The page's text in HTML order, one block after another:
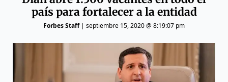
país para fortalecer a la entidad
Forbes Staff| septiembre 15, 2020 @ 8:19:07 pm